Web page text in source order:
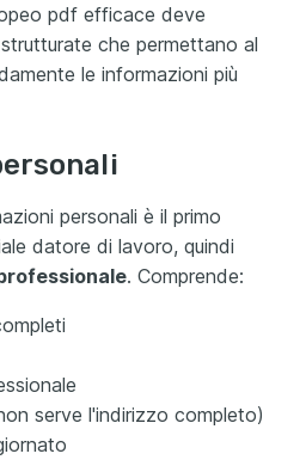
pdf efficace deve
che permettano al
le informazioni più
personali è il primo
datore di lavoro, quindi
. Comprende:
serve l'indirizzo completo)